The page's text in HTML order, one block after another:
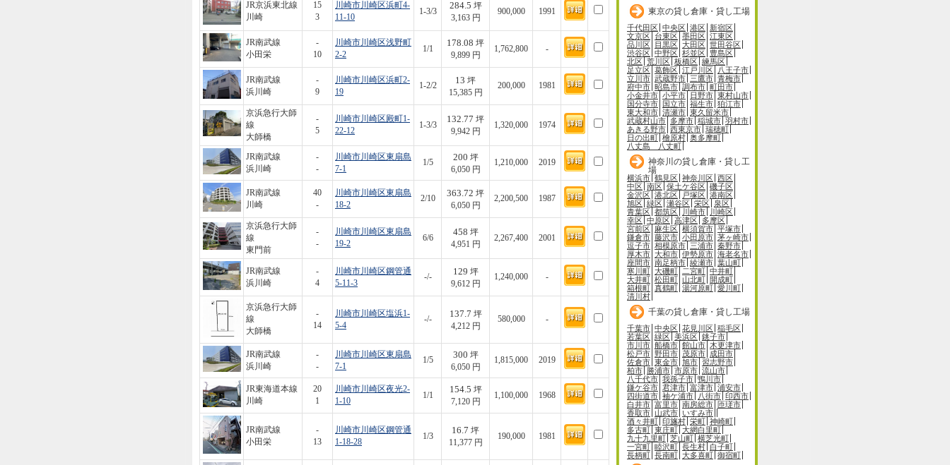
東京の貸し倉庫・貸し工場
千代田区 中央区 港区 新宿区
文京区 台東区 墨田区 江東区
品川区 目黒区 大田区 世田谷区
渋谷区 中野区 杉並区 豊島区
北区 荒川区 板橋区 練馬区
足立区 葛飾区 江戸川区
八王子市
立川市 武蔵野市 三鷹市 青梅市
府中市 昭島市 調布市 町田市
小金井市 小平市 日野市 東村山市
国分寺市
国立市 福生市 狛江市
東大和市 清瀬市 東久留米市
武蔵村山市 多摩市 稲城市 羽村市
あきる野市 西東京市 瑞穂町
日の出町 檜原村 奥多摩町
八丈島 八丈町
神奈川の貸し倉庫・貸し工
場
横浜市 鶴見区 神奈川区 西区
中区 南区 保土ケ谷区 磯子区
金沢区 港北区 戸塚区 港南区
旭区 緑区 瀬谷区 栄区 泉区
青葉区 都筑区 川崎市
川崎区
幸区 中原区 高津区 多摩区
宮前区 麻生区 横須賀市 平塚市
鎌倉市 藤沢市 小田原市 茅ヶ崎市
逗子市 相模原市 三浦市 秦野市
厚木市 大和市 伊勢原市 海老名市
座間市 南足柄市 綾瀬市 葉山町
寒川町 大磯町 二宮町 中井町
大井町 松田町 山北町 開成町
箱根町 真鶴町 湯河原町 愛川町
清川村
千葉の貸し倉庫・貸し工場
千葉市 中央区 花見川区 稲毛区
若葉区 緑区 美浜区 銚子市
市川市 船橋市 館山市 木更津市
松戸市 野田市 茂原市 成田市
佐倉市 東金市 旭市 習志野市
柏市 勝浦市 市原市 流山市
八千代市 我孫子市 鴨川市
鎌ケ谷市 君津市 富津市 浦安市
四街道市 袖ケ浦市 八街市 印西市
白井市 富里市 南房総市 匝瑳市
香取市 山武市 いすみ市
酒々井町 印旛村 栄町 神崎町
多古町 東庄町 大網白里町
九十九里町 芝山町 横芝光町
一宮町 睦沢町 長生村 白子町
長柄町 長南町 大多喜町 御宿町
JR京浜東北線
川崎
15
3
川崎市川崎区浜町4-
11-10
1-3/3
284.5 坪
3,163 円
900,000 1991
JR南武線
小田栄
-
10
川崎市川崎区浅野町
2-2
1/1
178.08 坪
9,899 円
1,762,800 -
JR南武線
浜川崎
-
9
川崎市川崎区浜町2-
19
1-2/2
13 坪
15,385 円
200,000 1981
京浜急行大師
線
大師橋
-
5
川崎市川崎区殿町1-
22-12
1-3/3
132.77 坪
9,942 円
1,320,000 1974
JR南武線
浜川崎
-
-
川崎市川崎区東扇島
7-1
1/5
200 坪
6,050 円
1,210,000 2019
JR南武線
川崎
40
-
川崎市川崎区東扇島
18-2
2/10
363.72 坪
6,050 円
2,200,500 1987
京浜急行大師
線
東門前
-
-
川崎市川崎区東扇島
19-2
6/6
458 坪
4,951 円
2,267,400 2001
JR南武線
浜川崎
-
4
川崎市川崎区鋼管通
5-11-3
-/-
129 坪
9,612 円
1,240,000 -
京浜急行大師
線
大師橋
-
14
川崎市川崎区塩浜1-
5-4
-/-
137.7 坪
4,212 円
580,000 -
JR南武線
浜川崎
-
-
川崎市川崎区東扇島
7-1
1/5
300 坪
6,050 円
1,815,000 2019
JR東海道本線
川崎
20
1
川崎市川崎区夜光2-
1-10
1/1
154.5 坪
7,120 円
1,100,000 1968
JR南武線
小田栄
-
13
川崎市川崎区鋼管通
1-18-28
1/3
16.7 坪
11,377 円
190,000 1981